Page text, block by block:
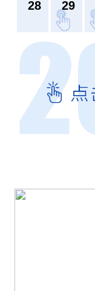
28 29